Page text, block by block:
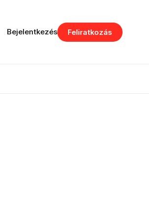
Bejelentkezés Feliratkozás